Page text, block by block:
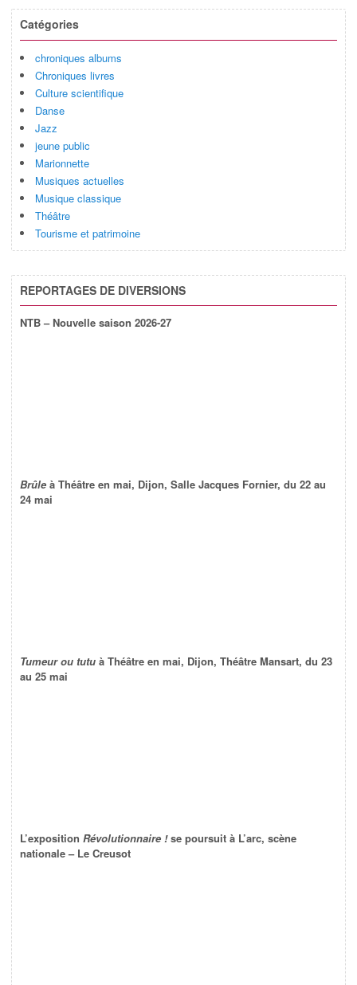
Catégories
chroniques albums
Chroniques livres
Culture scientifique
Danse
Jazz
jeune public
Marionnette
Musiques actuelles
Musique classique
Théâtre
Tourisme et patrimoine
REPORTAGES DE DIVERSIONS
NTB – Nouvelle saison 2026-27
Brûle à Théâtre en mai, Dijon, Salle Jacques Fornier, du 22 au
24 mai
Tumeur ou tutu à Théâtre en mai, Dijon, Théâtre Mansart, du 23
au 25 mai
L’exposition Révolutionnaire !se poursuit à L’arc, scène
nationale – Le Creusot